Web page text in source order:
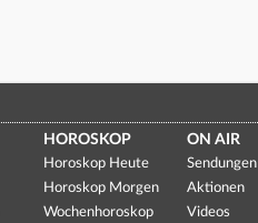
HOROSKOP
Horoskop Heute
Horoskop Morgen
Wochenhoroskop
ON AIR
Sendungen
Aktionen
Videos